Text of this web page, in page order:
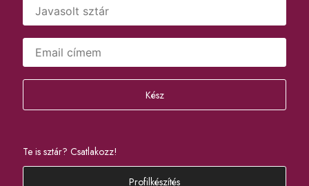
Kész
Te is sztár? Csatlakozz!
Profilkészítés